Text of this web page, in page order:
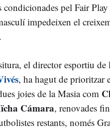
condicionades pel Fair
impedeixen el
el director esportiu de
, ha hagut de prioritzar
joies de la Masia com
Cámara, renovades
restants, només